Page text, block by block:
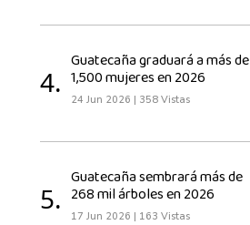
4.
Guatecaña graduará a más de
1,500 mujeres en 2026
24 Jun 2026 | 358 Vistas
5.
Guatecaña sembrará más de
268 mil árboles en 2026
17 Jun 2026 | 163 Vistas